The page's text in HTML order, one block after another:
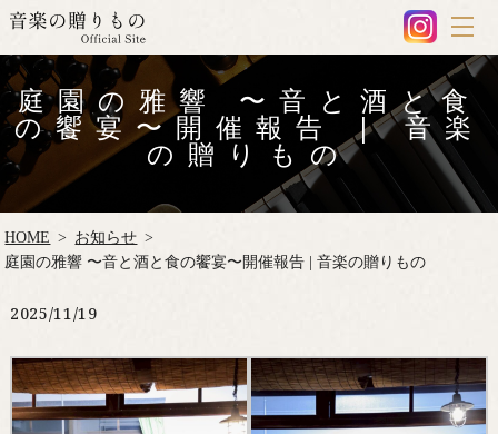
庭園の雅響 〜音と酒と食
の饗宴〜開催報告 | 音楽
の贈りもの
HOME
お知らせ
庭園の雅響 〜音と酒と食の饗宴〜開催報告 | 音楽の贈りもの
2025/11/19